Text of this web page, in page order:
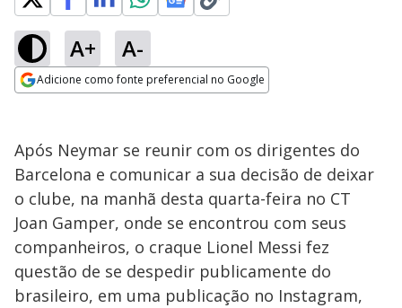
A+ A-
Adicione como fonte preferencial no Google
Após Neymar se reunir com os dirigentes do
Barcelona e comunicar a sua decisão de deixar
o clube, na manhã desta quarta-feira no CT
Joan Gamper, onde se encontrou com seus
companheiros, o craque Lionel Messi fez
questão de se despedir publicamente do
brasileiro, em uma publicação no Instagram,